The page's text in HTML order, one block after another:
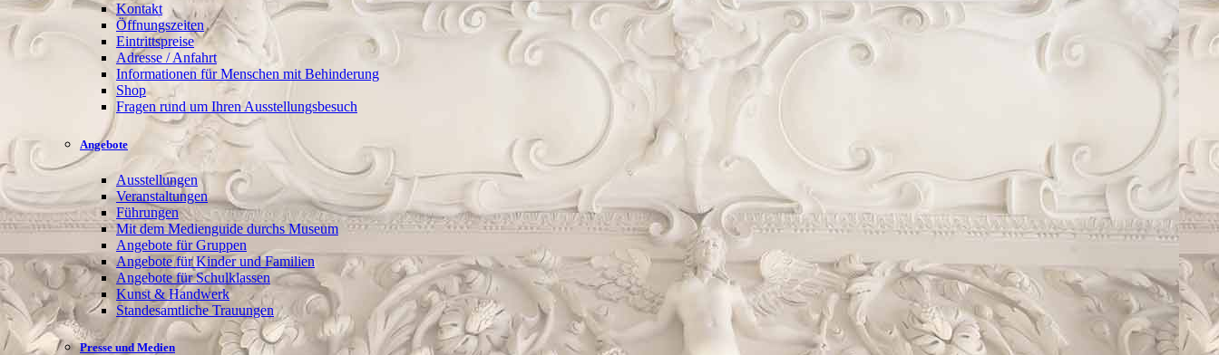
Kontakt
Öffnungszeiten
Eintrittspreise
Adresse / Anfahrt
Informationen für Menschen mit Behinderung
Shop
Fragen rund um Ihren Ausstellungsbesuch
Angebote
Ausstellungen
Veranstaltungen
Führungen
Mit dem Medienguide durchs Museum
Angebote für Gruppen
Angebote für Kinder und Familien
Angebote für Schulklassen
Kunst & Handwerk
Standesamtliche Trauungen
Presse und Medien